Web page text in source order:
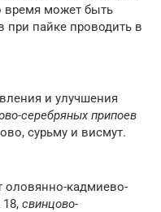
время может быть
при пайке проводить в
и улучшения
серебряных припоев
сурьму и висмут.
оловянно-кадмиево-
свинцово-